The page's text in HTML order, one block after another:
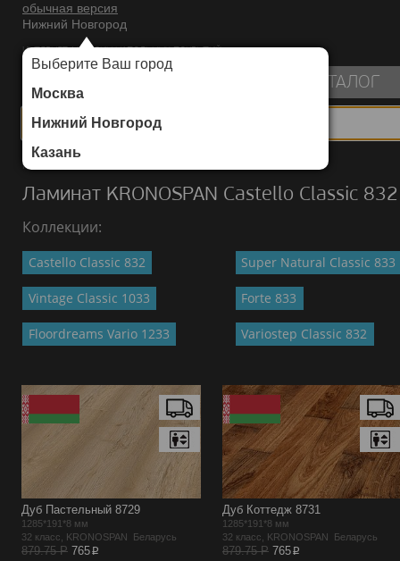
обычная версия
Нижний Новгород
Выберите Ваш город
Москва
Нижний Новгород
Казань
ИНТЕРНЕТ-МАГАЗИН НАПОЛЬНЫХ ПОКРЫТИЙ
КАТАЛОГ
Каталог
Ламинат KRONOSPAN Castello Classic 832
Коллекции:
Castello Classic 832 Super Natural Classic 833
Vintage Classic 1033 Forte 833
Floordreams Vario 1233 Variostep Classic 832
Дуб Пастельный 8729
1285*191*8 мм
32 класс, KRONOSPAN Беларусь
879.75 Р 765p
Дуб Коттедж 8731
1285*191*8 мм
32 класс, KRONOSPAN Беларусь
879.75 Р 765p